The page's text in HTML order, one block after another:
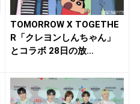
TOMORROW X TOGETHE
R「クレヨンしんちゃん」
とコラボ 28日の放...